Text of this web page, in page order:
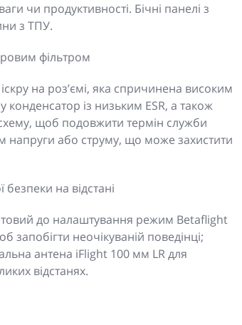
чи продуктивності. Бічні панелі з
з ТПУ.
фільтром
на роз’ємі, яка спричинена високим
конденсатор із низьким ESR, а також
щоб подовжити термін служби
напруги або струму, що може захистити
на відстані
до налаштування режим Betaflight
неочікуваній поведінці;
антена iFlight 100 мм LR для
відстанях.